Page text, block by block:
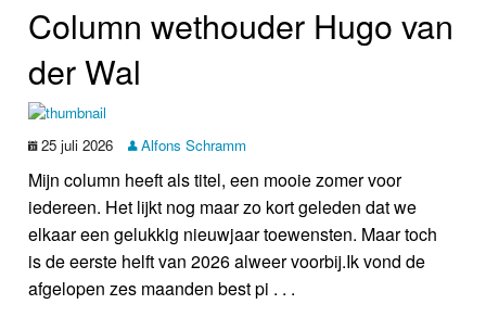
Column wethouder Hugo van
der Wal
25 juli 2026 Alfons Schramm
Mijn column heeft als titel, een mooie zomer voor
iedereen. Het lijkt nog maar zo kort geleden dat we
elkaar een gelukkig nieuwjaar toewensten. Maar toch
is de eerste helft van 2026 alweer voorbij.Ik vond de
afgelopen zes maanden best pi . . .